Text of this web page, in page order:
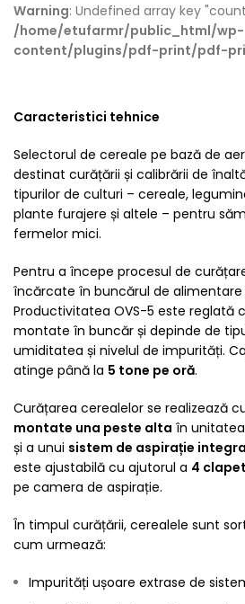
Warning: Undefined array key
/home/etufarmr/public_html/wp-
content/plugins/pdf-print/pdf-
Caracteristici tehnice
Selectorul de cereale pe bază de
destinat curățării și calibrării de
tipurilor de culturi – cereale,
plante furajere și altele – pentru
fermelor mici.
Pentru a începe procesul de
încărcate în buncărul de alimentare
Productivitatea OVS-5 este reglată
montate în buncăr și depinde de
umiditatea și nivelul de impurități.
atinge până la 5 tone pe oră.
Curățarea cerealelor se realizează
montate una peste alta în
și a unui sistem de aspirație
este ajustabilă cu ajutorul a 4
pe camera de aspirație.
În timpul curățării, cerealele sunt
cum urmează:
Impurități ușoare extrase de